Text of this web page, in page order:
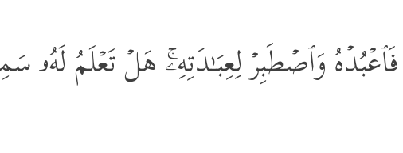
وَٱصۡطَبِرۡ لِعِبَـٰدَتِهِۦۚ هَلۡ تَعۡلَمُ لَهُۥ